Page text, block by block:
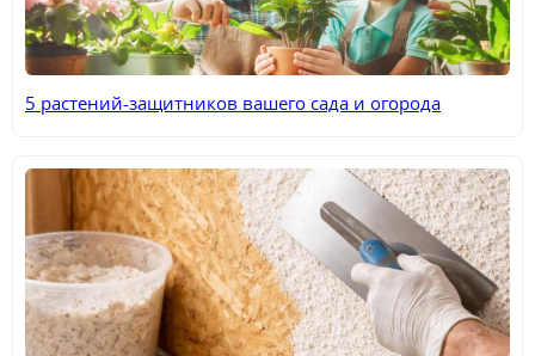
5 растений-защитников вашего сада и огорода